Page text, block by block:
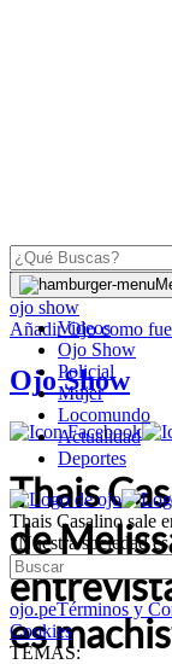
Videos
Ojo Show
Policial
Mujer
Locomundo
Actualidad
Deportes
Thais Casalino sale
“Nuestra sociedad
ojo.peTérminos y
Cookies
TEMAS:
OJO
ojo show
AñadirOjocomo
Ojo Show
Thais
de
es